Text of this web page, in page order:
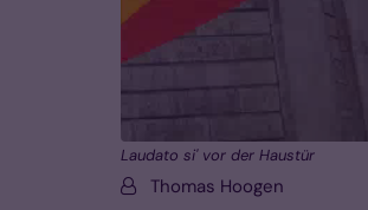
Laudato si' vor der Haustür
Von:Thomas Hoogen